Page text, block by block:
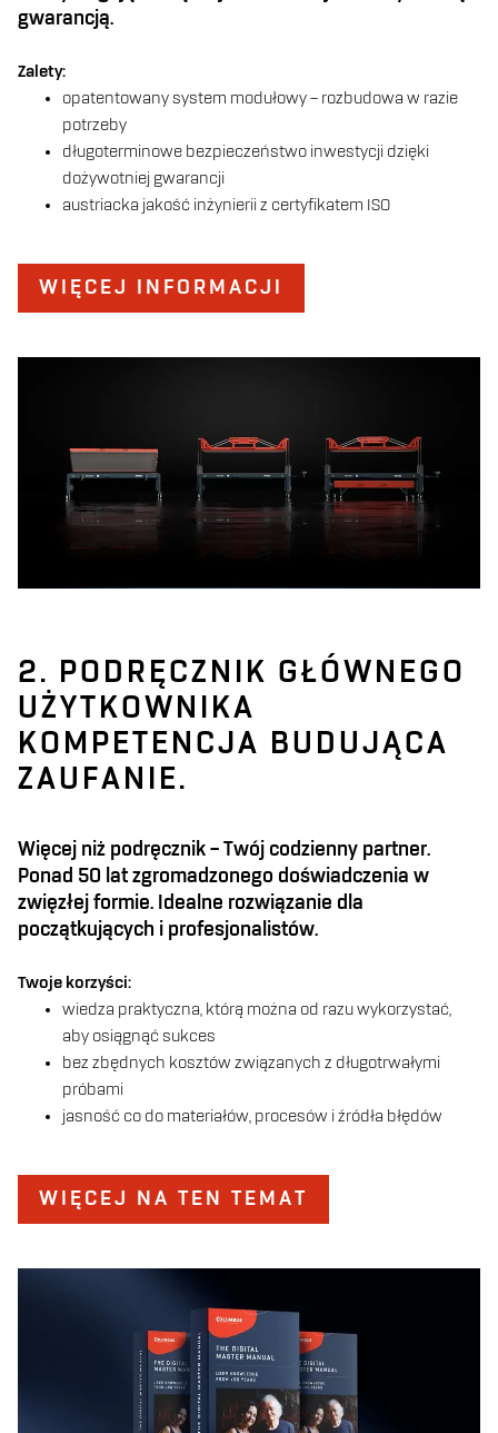
gwarancją.
Zalety:
opatentowany system modułowy – rozbudowa w razie
potrzeby
długoterminowe bezpieczeństwo inwestycji dzięki
dożywotniej gwarancji
austriacka jakość inżynierii z certyfikatem ISO
WIĘCEJ INFORMACJI
2. PODRĘCZNIK GŁÓWNEGO
UŻYTKOWNIKA
KOMPETENCJA BUDUJĄCA
ZAUFANIE.
Więcej niż podręcznik – Twój codzienny partner.
Ponad 50 lat zgromadzonego doświadczenia w
zwięzłej formie. Idealne rozwiązanie dla
początkujących i profesjonalistów.
Twoje korzyści:
wiedza praktyczna, którą można od razu wykorzystać,
aby osiągnąć sukces
bez zbędnych kosztów związanych z długotrwałymi
próbami
jasność co do materiałów, procesów i źródła błędów
WIĘCEJ NA TEN TEMAT